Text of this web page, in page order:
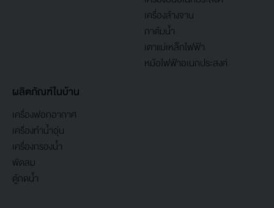
เครื่องล้างจาน
กาต้มน้ำ
เตาแม่เหล็กไฟฟ้า
หม้อไฟฟ้าอเนกประสงค์
ผลิตภัณฑ์ในบ้าน
เครื่องฟอกอากาศ
เครื่องทำน้ำอุ่น
เครื่องกรองน้ำ
พัดลม
ตู้กดน้ำ